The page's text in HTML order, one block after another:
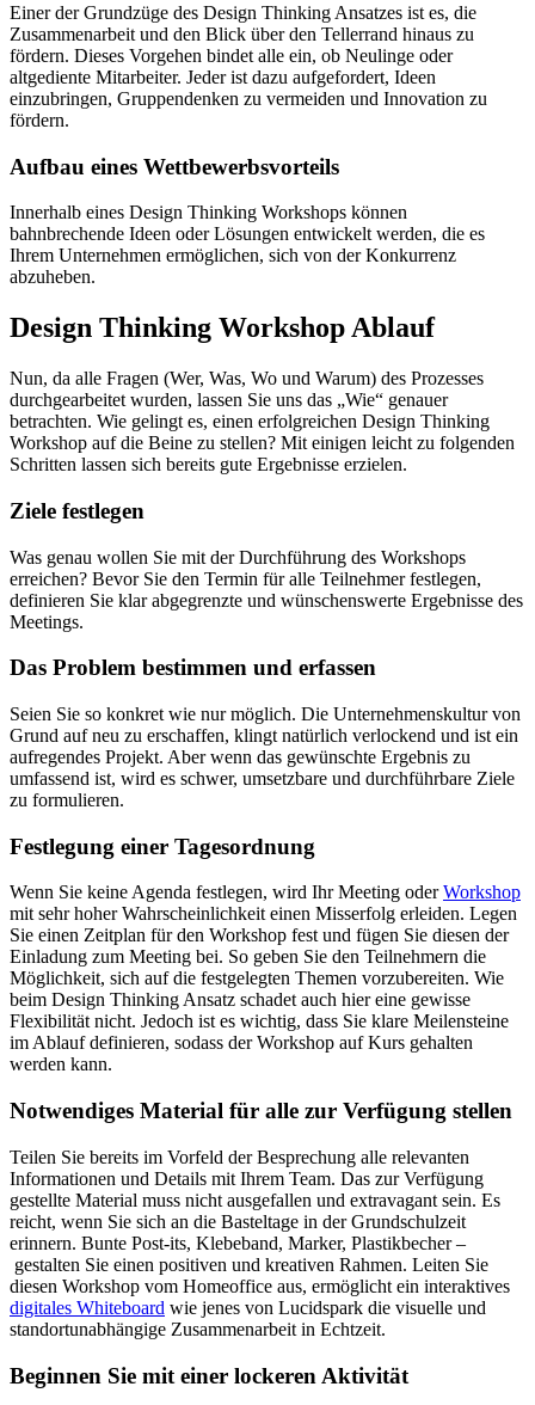
Einer der Grundzüge des Design Thinking Ansatzes ist es, die
Zusammenarbeit und den Blick über den Tellerrand hinaus zu
fördern. Dieses Vorgehen bindet alle ein, ob Neulinge oder
altgediente Mitarbeiter. Jeder ist dazu aufgefordert, Ideen
einzubringen, Gruppendenken zu vermeiden und Innovation zu
fördern.
Aufbau eines Wettbewerbsvorteils
Innerhalb eines Design Thinking Workshops können
bahnbrechende Ideen oder Lösungen entwickelt werden, die es
Ihrem Unternehmen ermöglichen, sich von der Konkurrenz
abzuheben.
Design Thinking Workshop Ablauf
Nun, da alle Fragen (Wer, Was, Wo und Warum) des Prozesses
durchgearbeitet wurden, lassen Sie uns das „Wie“ genauer
betrachten. Wie gelingt es, einen erfolgreichen Design Thinking
Workshop auf die Beine zu stellen? Mit einigen leicht zu folgenden
Schritten lassen sich bereits gute Ergebnisse erzielen.
Ziele festlegen
Was genau wollen Sie mit der Durchführung des Workshops
erreichen? Bevor Sie den Termin für alle Teilnehmer festlegen,
definieren Sie klar abgegrenzte und wünschenswerte Ergebnisse des
Meetings.
Das Problem bestimmen und erfassen
Seien Sie so konkret wie nur möglich. Die Unternehmenskultur von
Grund auf neu zu erschaffen, klingt natürlich verlockend und ist ein
aufregendes Projekt. Aber wenn das gewünschte Ergebnis zu
umfassend ist, wird es schwer, umsetzbare und durchführbare Ziele
zu formulieren.
Festlegung einer Tagesordnung
Wenn Sie keine Agenda festlegen, wird Ihr Meeting oderWorkshop
mit sehr hoher Wahrscheinlichkeit einen Misserfolg erleiden. Legen
Sie einen Zeitplan für den Workshop fest und fügen Sie diesen der
Einladung zum Meeting bei. So geben Sie den Teilnehmern die
Möglichkeit, sich auf die festgelegten Themen vorzubereiten. Wie
beim Design Thinking Ansatz schadet auch hier eine gewisse
Flexibilität nicht. Jedoch ist es wichtig, dass Sie klare Meilensteine
im Ablauf definieren, sodass der Workshop auf Kurs gehalten
werden kann.
Notwendiges Material für alle zur Verfügung stellen
Teilen Sie bereits im Vorfeld der Besprechung alle relevanten
Informationen und Details mit Ihrem Team. Das zur Verfügung
gestellte Material muss nicht ausgefallen und extravagant sein. Es
reicht, wenn Sie sich an die Basteltage in der Grundschulzeit
erinnern. Bunte Post-its, Klebeband, Marker, Plastikbecher –
gestalten Sie einen positiven und kreativen Rahmen. Leiten Sie
diesen Workshop vom Homeoffice aus, ermöglicht ein interaktives
digitales Whiteboard wie jenes von Lucidspark die visuelle und
standortunabhängige Zusammenarbeit in Echtzeit.
Beginnen Sie mit einer lockeren Aktivität